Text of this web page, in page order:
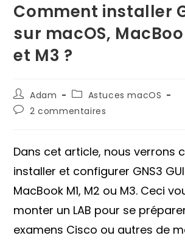
Comment installer
sur macOS,
et M3 ?
Auteur/autrice
de
la
Adam
Post
category:
Astuces macOS
Commentaires
2 commentaires
Dans cet article, nous verrons
installer et configurer GNS3
MacBook M1, M2 ou M3. Ceci
monter un LAB pour se
examens Cisco ou autres de